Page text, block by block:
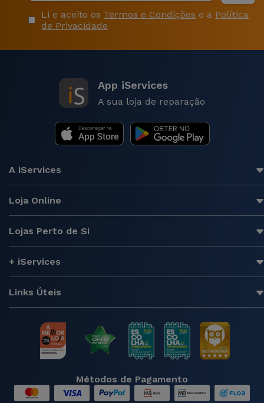
Li e aceito os Termos e Condições e a Política
de Privacidade
App iServices
A sua loja de reparação
A iServices
Loja Online
Lojas Perto de Si
+ iServices
Links Úteis
Métodos de Pagamento